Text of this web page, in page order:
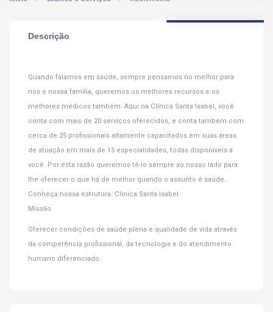
Descrição
Quando falamos em saúde, sempre pensamos no melhor para
nós e nossa família, queremos os melhores recursos e os
melhores médicos também. Aqui na Clínica Santa Isabel, você
conta com mais de 20 serviços oferecidos, e conta também com
cerca de 25 profissionais altamente capacitados em suas áreas
de atuação em mais de 15 especialidades, todas disponíveis a
você. Por esta razão queremos tê-lo sempre ao nosso lado para
lhe oferecer o que há de melhor quando o assunto é saúde.
Conheça nossa estrutura. Clinica Santa Isabel.
Missão
Oferecer condições de saúde plena e qualidade de vida através
da competência profissional, da tecnologia e do atendimento
humano diferenciado.